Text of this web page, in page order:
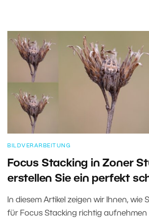
BILDVERARBEITUNG
Focus Stacking in Zoner
erstellen Sie ein perfekt
In diesem Artikel zeigen wir Ihnen, wie
für Focus Stacking richtig aufnehmen